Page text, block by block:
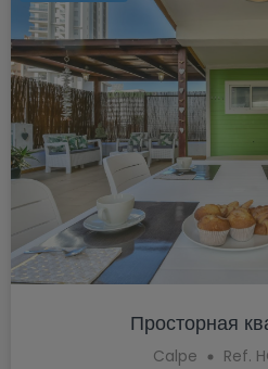
Просторная
Calpe Ref.